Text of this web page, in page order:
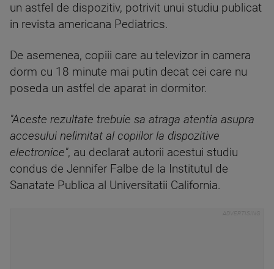
un astfel de dispozitiv, potrivit unui studiu publicat
in revista americana Pediatrics.
De asemenea, copiii care au televizor in camera
dorm cu 18 minute mai putin decat cei care nu
poseda un astfel de aparat in dormitor.
"Aceste rezultate trebuie sa atraga atentia asupra
accesului nelimitat al copiilor la dispozitive
electronice", au declarat autorii acestui studiu
condus de Jennifer Falbe de la Institutul de
Sanatate Publica al Universitatii California.